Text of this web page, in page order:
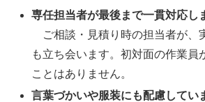
専任担当者が最後まで一貫対応し
ご相談・見積り時の担当者が、
も立ち会います。初対面の作業員
ことはありません。
言葉づかいや服装にも配慮してい